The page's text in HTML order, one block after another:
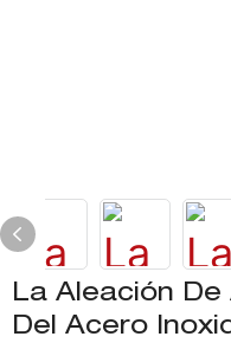
La Aleación De
Del Acero